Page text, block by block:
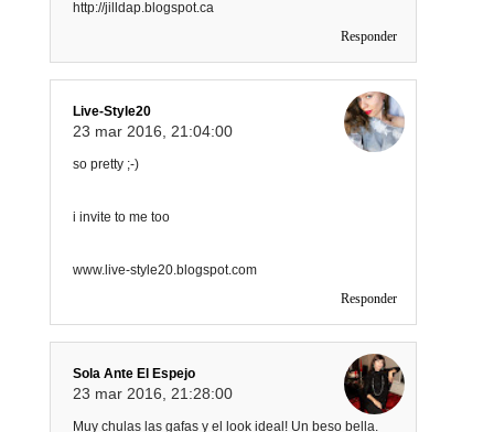
http://jilldap.blogspot.ca
Responder
Live-Style20
23 mar 2016, 21:04:00
so pretty ;-)
i invite to me too
www.live-style20.blogspot.com
Responder
Sola Ante El Espejo
23 mar 2016, 21:28:00
Muy chulas las gafas y el look ideal! Un beso bella.